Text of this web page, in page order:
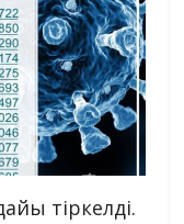
тіркелді.